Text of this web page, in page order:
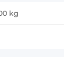
kg